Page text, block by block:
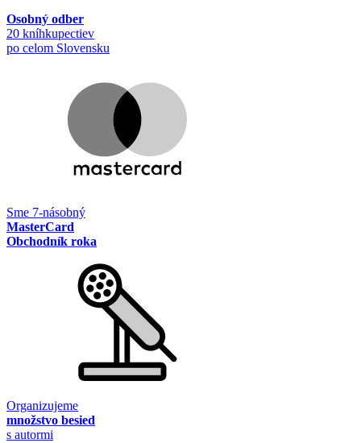
Osobný odber
20 kníhkupectiev
po celom Slovensku
Sme 7-násobný
MasterCard
Obchodník roka
Organizujeme
množstvo besied
s autormi